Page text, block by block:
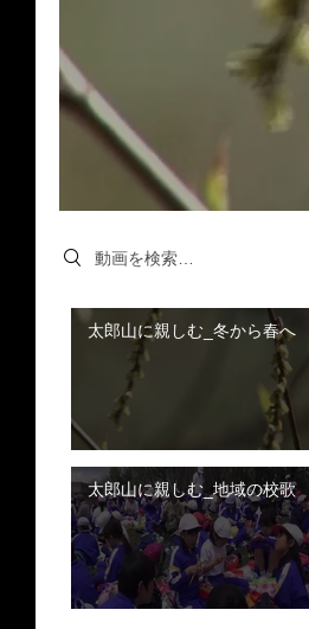
Search videos
太郎山に親しむ_冬から春へ
太郎山に親しむ_地域の校歌